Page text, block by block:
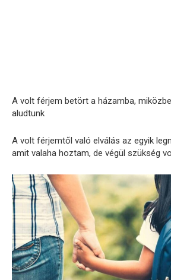
A volt férjem betört a házamba,
aludtunk
A volt férjemtől való elválás az egyik
amit valaha hoztam, de végül szükség